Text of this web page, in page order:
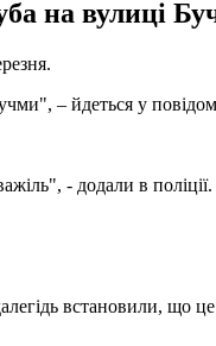
на вулиці
– йдеться у
- додали в поліції.
встановили, що